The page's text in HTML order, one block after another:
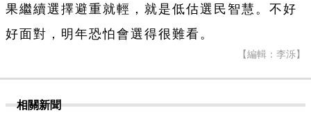
果繼續選擇避重就輕，就是低估選民智慧。不好
好面對，明年恐怕會選得很難看。
【編輯：李泺】
相關新聞